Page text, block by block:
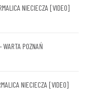
NIECIECZA [VIDEO]
WARTA POZNAŃ
NIECIECZA [VIDEO]